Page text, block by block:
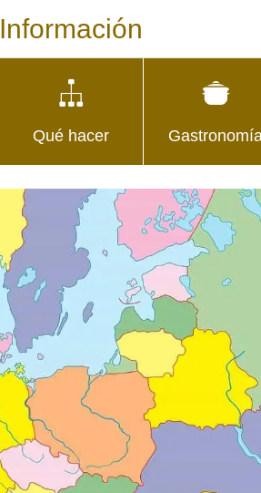
Información
Qué hacer